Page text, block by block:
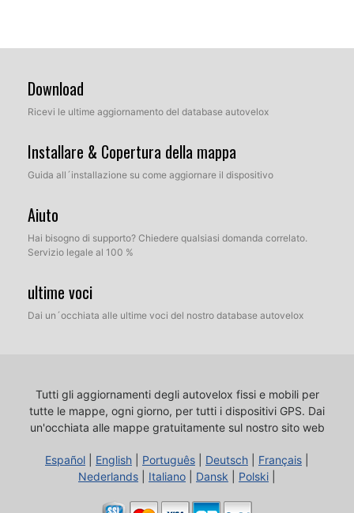
Download
Ricevi le ultime aggiornamento del database autovelox
Installare & Copertura della mappa
Guida all´installazione su come aggiornare il dispositivo
Aiuto
Hai bisogno di supporto? Chiedere qualsiasi domanda correlato.
Servizio legale al 100 %
ultime voci
Dai un´occhiata alle ultime voci del nostro database autovelox
Tutti gli aggiornamenti degli autovelox fissi e mobili per
tutte le mappe, ogni giorno, per tutti i dispositivi GPS. Dai
un'occhiata alle mappe gratuitamente sul nostro sito web
Español English Português Deutsch Français
Nederlands
Italiano Dansk Polski